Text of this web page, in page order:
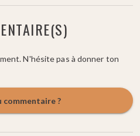
N'hésite pas à donner ton
commentaire ?